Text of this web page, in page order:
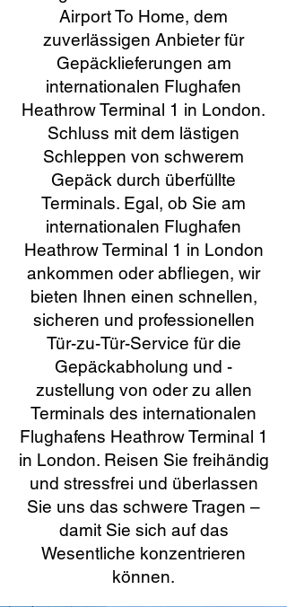
Airport To Home, dem
zuverlässigen Anbieter für
Gepäcklieferungen am
internationalen Flughafen
Heathrow Terminal 1 in London.
Schluss mit dem lästigen
Schleppen von schwerem
Gepäck durch überfüllte
Terminals. Egal, ob Sie am
internationalen Flughafen
Heathrow Terminal 1 in London
ankommen oder abfliegen, wir
bieten Ihnen einen schnellen,
sicheren und professionellen
Tür-zu-Tür-Service für die
Gepäckabholung und -
zustellung von oder zu allen
Terminals des internationalen
Flughafens Heathrow Terminal 1
in London. Reisen Sie freihändig
und stressfrei und überlassen
Sie uns das schwere Tragen –
damit Sie sich auf das
Wesentliche konzentrieren
können.